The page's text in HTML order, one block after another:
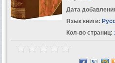
Дата
Язык книги:
Кол-во страниц: